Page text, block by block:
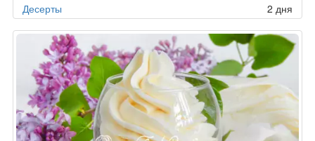
Десерты 2 дня